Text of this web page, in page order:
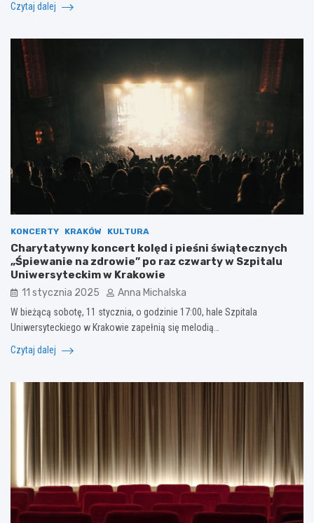
Czytaj dalej
KONCERTY KRAKÓW KULTURA
Charytatywny koncert kolęd i pieśni świątecznych
„Śpiewanie na zdrowie” po raz czwarty w Szpitalu
Uniwersyteckim w Krakowie
11 stycznia 2025 Anna Michalska
W bieżącą sobotę, 11 stycznia, o godzinie 17:00, hale Szpitala
Uniwersyteckiego w Krakowie zapełnią się melodią…
Czytaj dalej